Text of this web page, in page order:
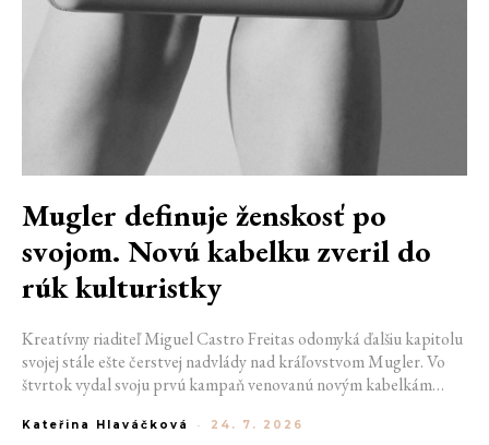
Mugler definuje ženskosť po
svojom. Novú kabelku zveril do
rúk kulturistky
Kreatívny riaditeľ Miguel Castro Freitas odomyká ďalšiu kapitolu
svojej stále ešte čerstvej nadvlády nad kráľovstvom Mugler. Vo
štvrtok vydal svoju prvú kampaň venovanú novým kabelkám
návrhár do módneho domu prišiel. Umne kombinuje výrazy
Kateřina Hlaváčková - 24. 7. 2026